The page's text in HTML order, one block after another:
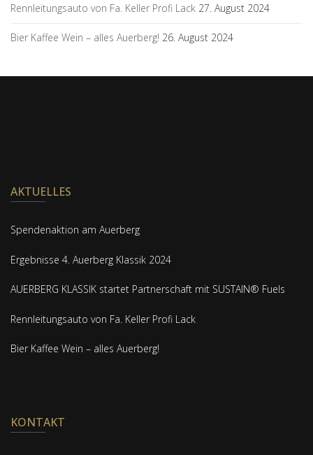
Rennleitungsauto von Fa. Keller Profi Lack 27. August 2024
Bier Kaffee Wein – alles Auerberg! 26. August 2024
AKTUELLES
Spendenaktion am Auerberg
Ergebnisse 4. Auerberg Klassik 2024
AUERBERG KLASSIK startet Partnerschaft mit SUSTAIN® Fuels
Rennleitungsauto von Fa. Keller Profi Lack
Bier Kaffee Wein – alles Auerberg!
KONTAKT